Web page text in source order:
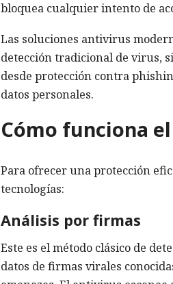
bloquea cualquier intento de
Las soluciones antivirus
detección tradicional de virus,
desde protección contra
datos personales.
Cómo funciona
Para ofrecer una protección
tecnologías:
Análisis por firmas
Este es el método clásico de
datos de firmas virales